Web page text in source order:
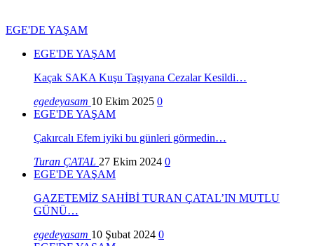
EGE'DE YAŞAM
EGE'DE YAŞAM
Kaçak SAKA Kuşu Taşıyana Cezalar Kesildi…
egedeyasam 10 Ekim 2025 0
EGE'DE YAŞAM
Çakırcalı Efem iyiki bu günleri görmedin…
Turan ÇATAL 27 Ekim 2024 0
EGE'DE YAŞAM
GAZETEMİZ SAHİBİ TURAN ÇATAL’IN MUTLU
GÜNÜ…
egedeyasam 10 Şubat 2024 0